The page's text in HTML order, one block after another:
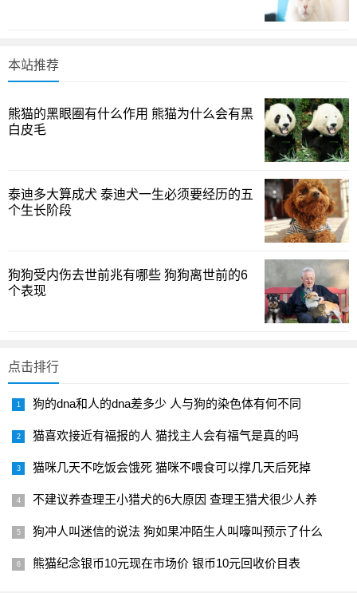
是，个别犬在新牙长出但旧牙尚未脱落时，可能出现所谓的
换牙期护理要点与日常观察
健康与舒适度的平衡。日常可从以下几方面入手：定期口腔
检查，关注牙龈颜色、牙齿位置以及咀嚼是否出现异常；口
腔清洁要从软毛巾或宠物专用口腔清洁用品做起，必要时使
用宠物牙刷与牙膏；避免把过硬或过软的食物强行塞给它
们，以免对新生恒牙造成压力。饮食方面，提供易咀嚼、富
含营养的狗粮，确保足够的钙质摄入，但要避免过量，防止
狗狗在换牙期显现哪些信号？是否会因为牙龈不适而偏爱某
些咬具或玩具？
常见问题与科学应对策略
- 掉落的牙齿该不该担心？大多数情况下牙齿会自然掉
落，狗狗会把牙齿磨碎后吞下，消化系统会处理。若牙齿掉
需要钙质支撑，但量要适中，避免过量。最稳妥的做法是通
本站推荐
熊猫的黑眼圈有什么作用 熊猫为什么会有黑
白皮毛
泰迪多大算成犬 泰迪犬一生必须要经历的五
个生长阶段
狗狗受内伤去世前兆有哪些 狗狗离世前的6
个表现
点击排行
狗的dna和人的dna差多少 人与狗的染色体有何不同
猫喜欢接近有福报的人 猫找主人会有福气是真的吗
猫咪几天不吃饭会饿死 猫咪不喂食可以撑几天后死掉
不建议养查理王小猎犬的6大原因 查理王猎犬很少人养
狗冲人叫迷信的说法 狗如果冲陌生人叫嚎叫预示了什么
熊猫纪念银币10元现在市场价 银币10元回收价目表